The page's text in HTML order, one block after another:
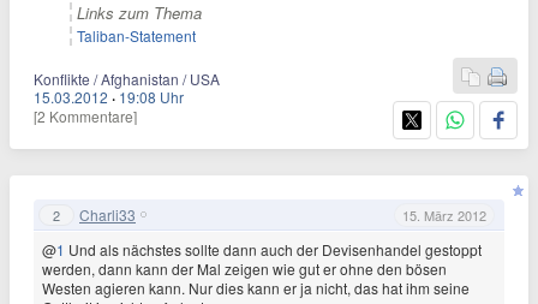
Links zum Thema
Taliban-Statement
Konflikte / Afghanistan / USA
15.03.2012 · 19:08 Uhr
[2 Kommentare]
2 Charli33 15. März 2012
@1 Und als nächstes sollte dann auch der Devisenhandel gestoppt
werden, dann kann der Mal zeigen wie gut er ohne den bösen
Westen agieren kann. Nur dies kann er ja nicht, das hat ihm seine